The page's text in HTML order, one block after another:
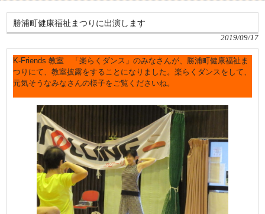
勝浦町健康福祉まつりに出演します
2019/09/17
K-Friends 教室 「楽らくダンス」のみなさんが、勝浦町健康福祉ま
つりにて、教室披露をすることになりました。楽らくダンスをして、
元気そうなみなさんの様子をご覧くださいね。